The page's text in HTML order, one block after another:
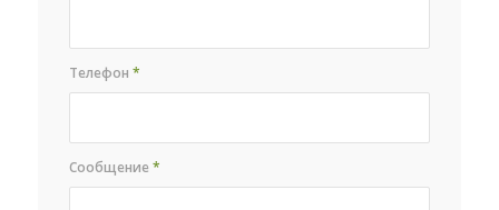
Телефон*
Сообщение*